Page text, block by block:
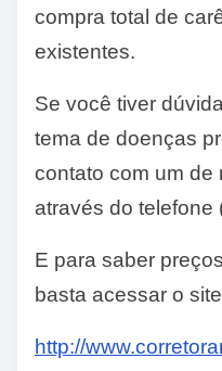
compra total de
existentes.
Se você tiver
tema de doenças
contato com um de
através do telefone
E para saber
basta acessar o site
http://